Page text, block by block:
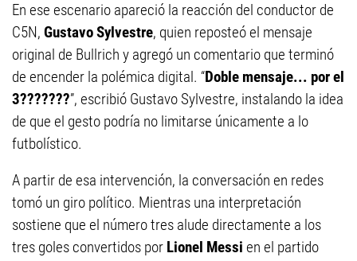
En ese escenario apareció la reacción del conductor de
C5N, Gustavo Sylvestre, quien reposteó el mensaje
original de Bullrich y agregó un comentario que terminó
de encender la polémica digital. “Doble mensaje... por el
3???????”, escribió Gustavo Sylvestre, instalando la idea
de que el gesto podría no limitarse únicamente a lo
futbolístico.
A partir de esa intervención, la conversación en redes
tomó un giro político. Mientras una interpretación
sostiene que el número tres alude directamente a los
tres goles convertidos por Lionel Messi en el partido